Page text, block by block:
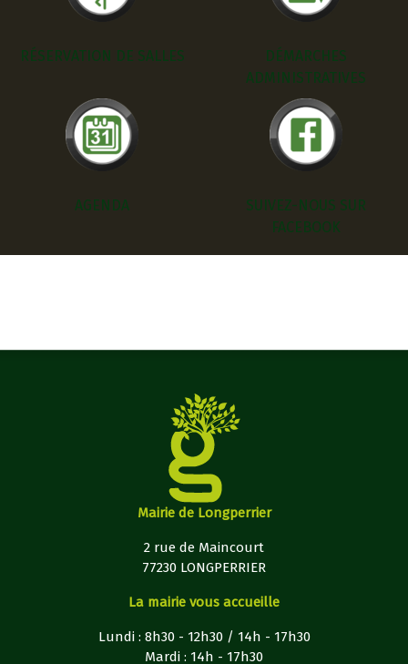
RÉSERVATION DE SALLES
DÉMARCHES
ADMINISTRATIVES
AGENDA
SUIVEZ-NOUS SUR
FACEBOOK
Mairie de Longperrier
2 rue de Maincourt
77230 LONGPERRIER
La mairie vous accueille
Lundi : 8h30 - 12h30 / 14h - 17h30
Mardi : 14h - 17h30